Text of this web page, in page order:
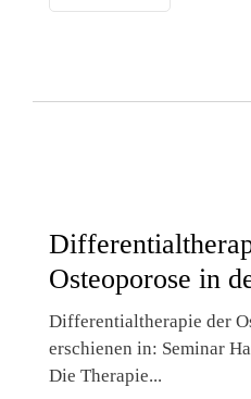
Osteoporose in
Differentialtherapie der
erschienen in: Seminar
Die Therapie...